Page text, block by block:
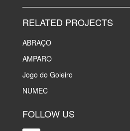
RELATED PROJECTS
ABRAÇO
AMPARO
Jogo do Goleiro
NUMEC
FOLLOW US